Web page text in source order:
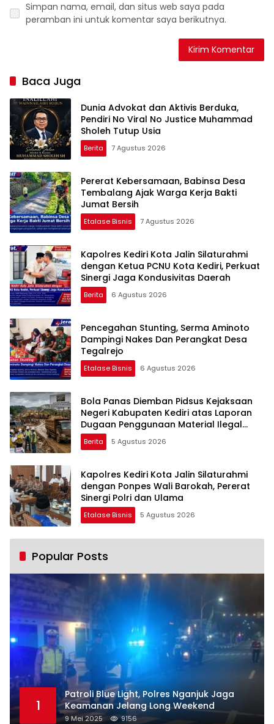
Simpan nama, email, dan situs web saya pada
peramban ini untuk komentar saya berikutnya.
Baca Juga
Dunia Advokat dan Aktivis Berduka,
Pendiri No Viral No Justice Muhammad
Sholeh Tutup Usia
Berita 7 Agustus 2026
Pererat Kebersamaan, Babinsa Desa
Tembalang Ajak Warga Kerja Bakti
Jumat Bersih
Etalase Bisnis 7 Agustus 2026
Kapolres Kediri Kota Jalin Silaturahmi
dengan Ketua PCNU Kota Kediri, Perkuat
Sinergi Jaga Kondusivitas Daerah
Berita 6 Agustus 2026
Pencegahan Stunting, Serma Aminoto
Dampingi Nakes Dan Perangkat Desa
Tegalrejo
Etalase Bisnis 6 Agustus 2026
Bola Panas Diemban Pidsus Kejaksaan
Negeri Kabupaten Kediri atas Laporan
Dugaan Penggunaan Material Ilegal
Proyek Tol Kediri Oleh PT. HASTARI JAYA
SENTOSA
Berita 5 Agustus 2026
Kapolres Kediri Kota Jalin Silaturahmi
dengan Ponpes Wali Barokah, Pererat
Sinergi Polri dan Ulama
Etalase Bisnis 5 Agustus 2026
Popular Posts
1
Patroli Blue Light, Polres Nganjuk Jaga
Keamanan Jelang Long Weekend
9 Mei 2025 9156